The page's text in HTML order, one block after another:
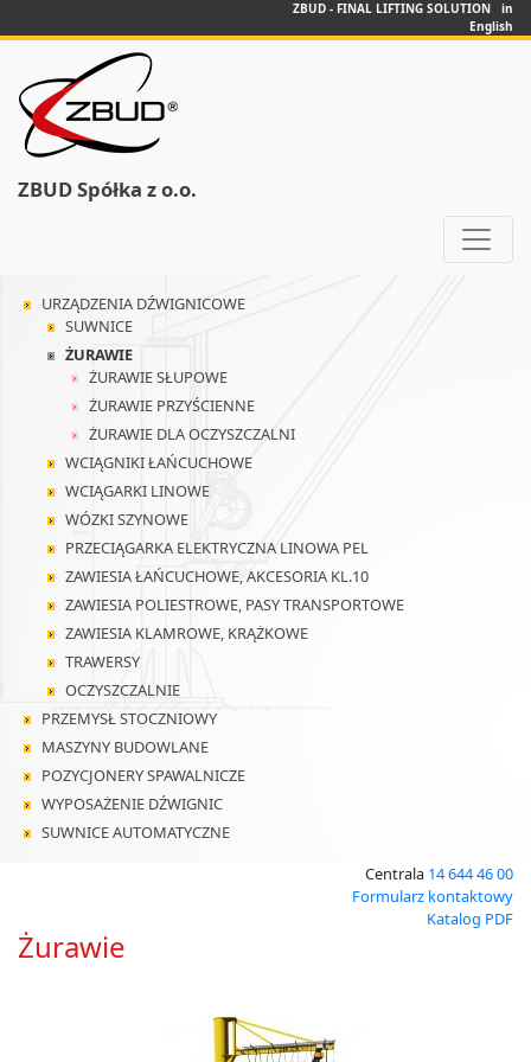
ZBUD - FINAL LIFTING SOLUTION in
English
ZBUD Spółka z o.o.
URZĄDZENIA DŹWIGNICOWE
SUWNICE
ŻURAWIE
ŻURAWIE SŁUPOWE
ŻURAWIE PRZYŚCIENNE
ŻURAWIE DLA OCZYSZCZALNI
WCIĄGNIKI ŁAŃCUCHOWE
WCIĄGARKI LINOWE
WÓZKI SZYNOWE
PRZECIĄGARKA ELEKTRYCZNA LINOWA PEL
ZAWIESIA ŁAŃCUCHOWE, AKCESORIA KL.10
ZAWIESIA POLIESTROWE, PASY TRANSPORTOWE
ZAWIESIA KLAMROWE, KRĄŻKOWE
TRAWERSY
OCZYSZCZALNIE
PRZEMYSŁ STOCZNIOWY
MASZYNY BUDOWLANE
POZYCJONERY SPAWALNICZE
WYPOSAŻENIE DŹWIGNIC
SUWNICE AUTOMATYCZNE
Centrala 14 644 46 00
Formularz kontaktowy
Katalog PDF
Żurawie